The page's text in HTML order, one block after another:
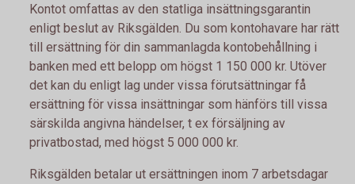
Kontot omfattas av den statliga insättningsgarantin
enligt beslut av Riksgälden. Du som kontohavare har rätt
till ersättning för din sammanlagda kontobehållning i
banken med ett belopp om högst 1 150 000 kr. Utöver
det kan du enligt lag under vissa förutsättningar få
ersättning för vissa insättningar som hänförs till vissa
särskilda angivna händelser, t ex försäljning av
privatbostad, med högst 5 000 000 kr.
Riksgälden betalar ut ersättningen inom 7 arbetsdagar